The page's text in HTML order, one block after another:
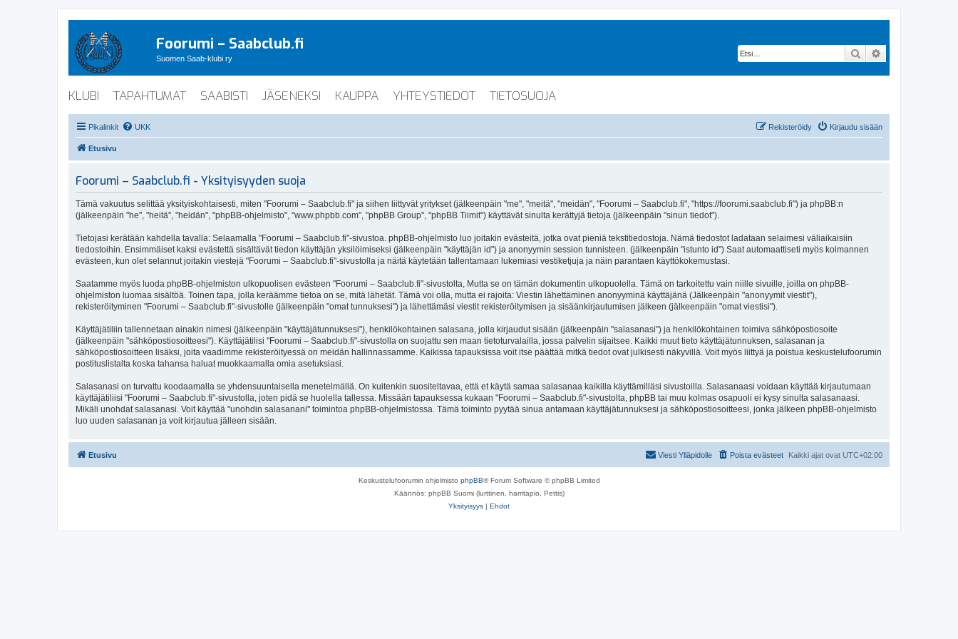
Foorumi – Saabclub.fi
Suomen Saab-klubi ry Etsi
KLUBI TAPAHTUMAT SAABISTI JÄSENEKSI KAUPPA YHTEYSTIEDOT TIETOSUOJA
Pikalinkit UKK Kirjaudu sisään
Rekisteröidy
Etusivu
Foorumi – Saabclub.fi - Yksityisyyden suoja
Tämä vakuutus selittää yksityiskohtaisesti, miten "Foorumi – Saabclub.fi" ja siihen liittyvät yritykset (jälkeenpäin "me", "meitä", "meidän", "Foorumi – Saabclub.fi", "https://foorumi.saabclub.fi") ja phpBB:n
(jälkeenpäin "he", "heitä", "heidän", "phpBB-ohjelmisto", "www.phpbb.com", "phpBB Group", "phpBB Tiimit") käyttävät sinulta kerättyjä tietoja (jälkeenpäin "sinun tiedot").
Tietojasi kerätään kahdella tavalla: Selaamalla "Foorumi – Saabclub.fi"-sivustoa. phpBB-ohjelmisto luo joitakin evästeitä, jotka ovat pieniä tekstitiedostoja. Nämä tiedostot ladataan selaimesi väliaikaisiin
tiedostoihin. Ensimmäiset kaksi evästettä sisältävät tiedon käyttäjän yksilöimiseksi (jälkeenpäin "käyttäjän id") ja anonyymin session tunnisteen. (jälkeenpäin "istunto id") Saat automaattiseti myös kolmannen
evästeen, kun olet selannut joitakin viestejä "Foorumi – Saabclub.fi"-sivustolla ja näitä käytetään tallentamaan lukemiasi vestiketjuja ja näin parantaen käyttökokemustasi.
Saatamme myös luoda phpBB-ohjelmiston ulkopuolisen evästeen "Foorumi – Saabclub.fi"-sivustolta, Mutta se on tämän dokumentin ulkopuolella. Tämä on tarkoitettu vain niille sivuille, joilla on phpBB-
ohjelmiston luomaa sisältöä. Toinen tapa, jolla keräämme tietoa on se, mitä lähetät. Tämä voi olla, mutta ei rajoita: Viestin lähettäminen anonyyminä käyttäjänä (Jälkeenpäin "anonyymit viestit"),
rekisteröityminen "Foorumi – Saabclub.fi"-sivustolle (jälkeenpäin "omat tunnuksesi") ja lähettämäsi viestit rekisteröitymisen ja sisäänkirjautumisen jälkeen (jälkeenpäin "omat viestisi").
Käyttäjätiliin tallennetaan ainakin nimesi (jälkeenpäin "käyttäjätunnuksesi"), henkilökohtainen salasana, jolla kirjaudut sisään (jälkeenpäin "salasanasi") ja henkilökohtainen toimiva sähköpostiosoite
(jälkeenpäin "sähköpostiosoitteesi"). Käyttäjätilisi "Foorumi – Saabclub.fi"-sivustolla on suojattu sen maan tietoturvalailla, jossa palvelin sijaitsee. Kaikki muut tieto käyttäjätunnuksen, salasanan ja
sähköpostiosoitteen lisäksi, joita vaadimme rekisteröityessä on meidän hallinnassamme. Kaikissa tapauksissa voit itse päättää mitkä tiedot ovat julkisesti näkyvillä. Voit myös liittyä ja poistua keskustelufoorumin
postituslistalta koska tahansa haluat muokkaamalla omia asetuksiasi.
Salasanasi on turvattu koodaamalla se yhdensuuntaisella menetelmällä. On kuitenkin suositeltavaa, että et käytä samaa salasanaa kaikilla käyttämilläsi sivustoilla. Salasanaasi voidaan käyttää kirjautumaan
käyttäjätiliisi "Foorumi – Saabclub.fi"-sivustolla, joten pidä se huolella tallessa. Missään tapauksessa kukaan "Foorumi – Saabclub.fi"-sivustolta, phpBB tai muu kolmas osapuoli ei kysy sinulta salasanaasi.
Mikäli unohdat salasanasi. Voit käyttää "unohdin salasanani" toimintoa phpBB-ohjelmistossa. Tämä toiminto pyytää sinua antamaan käyttäjätunnuksesi ja sähköpostiosoitteesi, jonka jälkeen phpBB-ohjelmisto
luo uuden salasanan ja voit kirjautua jälleen sisään.
Etusivu Kaikki ajat ovat UTC+02:00
Poista evästeet
Viesti Ylläpidolle
Keskustelufoorumin ohjelmisto phpBB® Forum Software © phpBB Limited
Käännös: phpBB Suomi (lurttinen, harritapio, Pettis)
Yksityisyys | Ehdot